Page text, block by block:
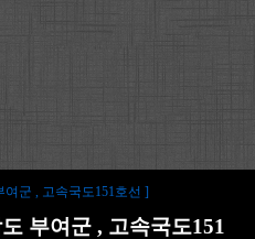
군 , 고속국도151호선 ]
부여군 , 고속국도151